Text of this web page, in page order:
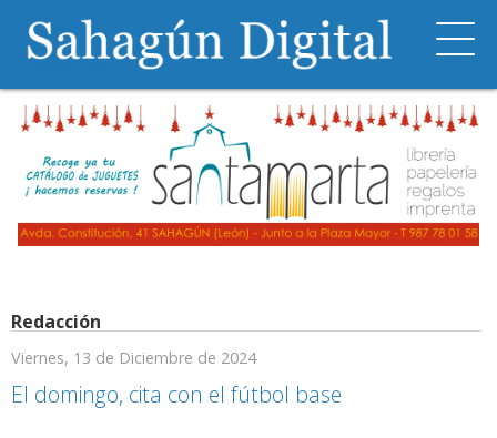
Redacción
Viernes, 13 de Diciembre de 2024
El domingo, cita con el fútbol base